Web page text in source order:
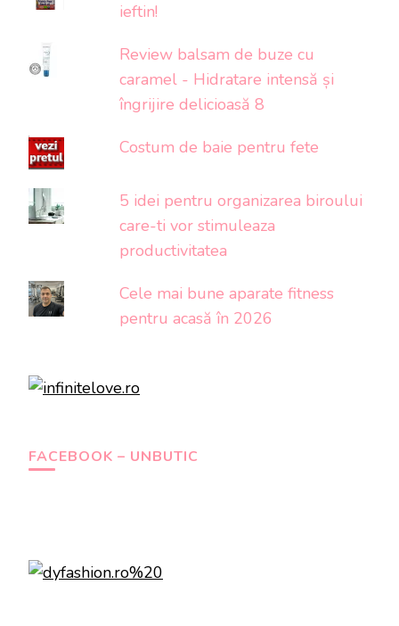
ieftin!
Review balsam de buze cu
caramel - Hidratare intensă și
îngrijire delicioasă 8
Costum de baie pentru fete
5 idei pentru organizarea biroului
care-ti vor stimuleaza
productivitatea
Cele mai bune aparate fitness
pentru acasă în 2026
FACEBOOK – UNBUTIC